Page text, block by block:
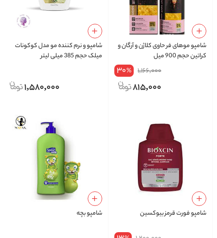
شامپو موهای فر حاوی کلاژن و آرگان و
کراتین حجم 900 میل
1,166,000
30%
815,000
شامپو و نرم کننده مو مدل کوکونات
میلک حجم 385 میلی لیتر
1,580,000
شامپو فورت قرمز بیوکسین شامپو بچه